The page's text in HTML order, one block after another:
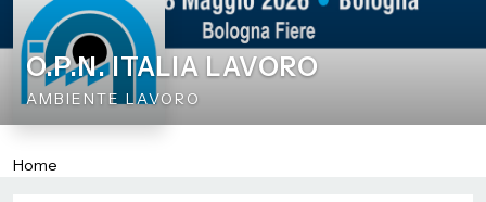
O.P.N. ITALIA LAVORO
AMBIENTE LAVORO
Home